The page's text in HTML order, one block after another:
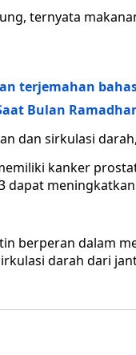
ternyata
terjemahan
Bulan
dan sirkulasi
kanker
dapat
berperan dalam
darah dari